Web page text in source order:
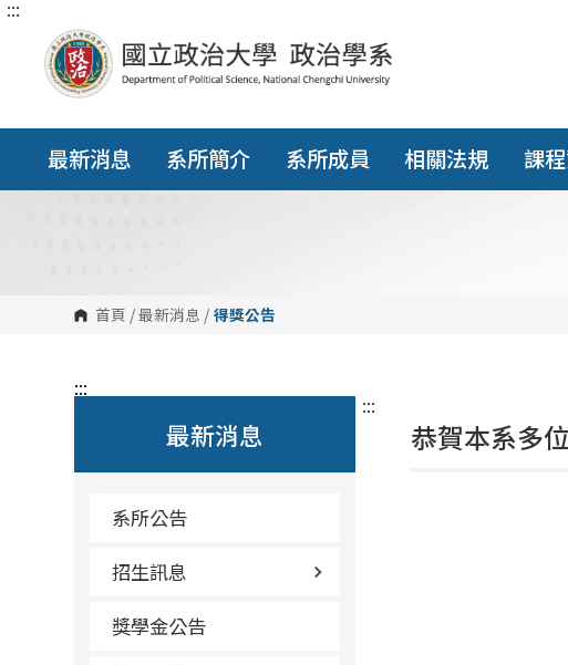
跳
塊
:::
最新消息 系所簡介 系所成員 相關法規 課
首頁 /最新消息 / 得獎公告
:::
最新消息
系所公告
招生訊息
獎學金公告
:::
恭賀本系多